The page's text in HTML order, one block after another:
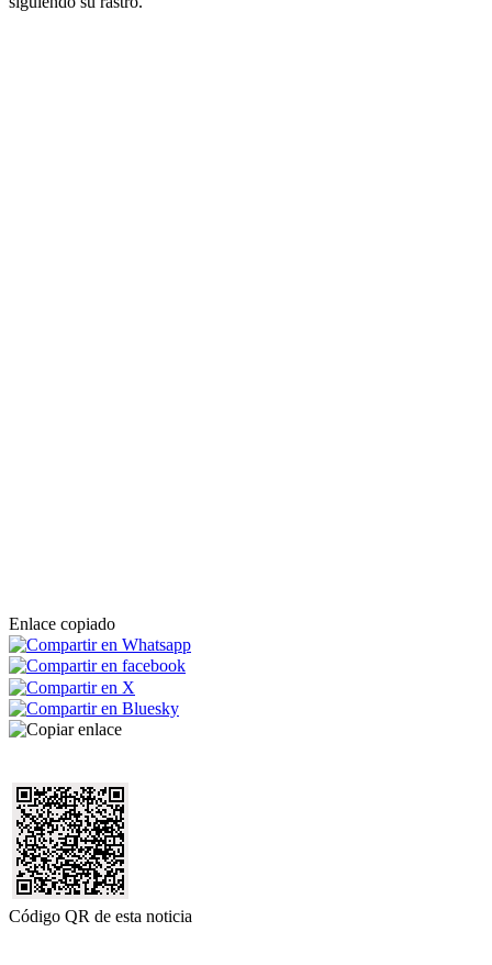
Enlace copiado
Código QR de esta noticia